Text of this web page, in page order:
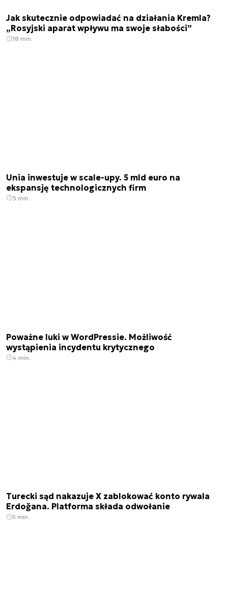
Jak skutecznie odpowiadać na działania Kremla?
„Rosyjski aparat wpływu ma swoje słabości”
18 min.
Unia inwestuje w scale-upy. 5 mld euro na
ekspansję technologicznych firm
3 min.
Poważne luki w WordPressie. Możliwość
wystąpienia incydentu krytycznego
4 min.
Turecki sąd nakazuje X zablokować konto rywala
Erdoğana. Platforma składa odwołanie
5 min.